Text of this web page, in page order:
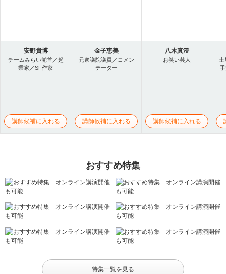
安野貴博
チームみらい党首／起
業家／SF作家
講師候補に入れる
金子恵美
元衆議院議員／コメン
テーター
講師候補に入れる
八木真澄
お笑い芸人
講師候補に入れる
土
おすすめ特集
特集一覧を見る